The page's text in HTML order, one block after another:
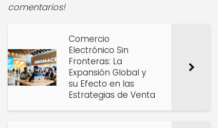
comentarios!
Comercio
Electrónico Sin
Fronteras: La
Expansión Global y
su Efecto en las
Estrategias de Venta